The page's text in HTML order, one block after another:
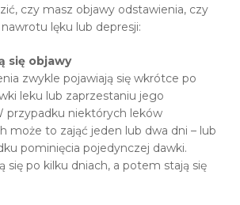
czy masz objawy odstawienia, czy
lęku lub depresji:
się objawy
zwykle pojawiają się wkrótce po
leku lub zaprzestaniu jego
przypadku niektórych leków
może to zająć jeden lub dwa dni – lub
pominięcia pojedynczej dawki.
się po kilku dniach, a potem stają się